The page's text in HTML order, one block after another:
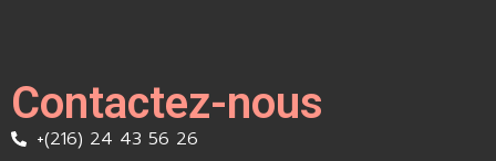
Contactez-nous
+(216) 24 43 56 26